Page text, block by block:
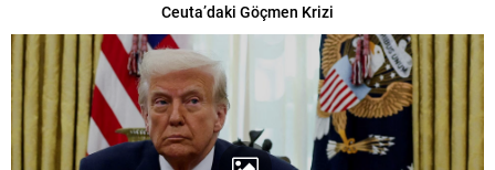
Ceuta’daki Göçmen Krizi